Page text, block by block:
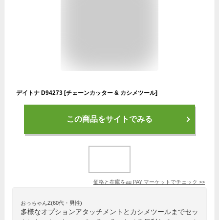
デイトナ D94273 [チェーンカッター & カシメツール]
この商品をサイトでみる
価格と在庫をau PAY マーケット でチェック >>
おっちゃんZ(60代・男性)
多様なオプションアタッチメントとカシメツールまでセッ